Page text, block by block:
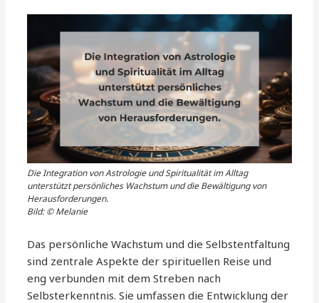
Die Integration von Astrologie und Spiritualität im Alltag
unterstützt persönliches Wachstum und die Bewältigung von
Herausforderungen.
Bild: © Melanie
Das persönliche Wachstum und die Selbstentfaltung
sind zentrale Aspekte der spirituellen Reise und
eng verbunden mit dem Streben nach
Selbsterkenntnis. Sie umfassen die Entwicklung der